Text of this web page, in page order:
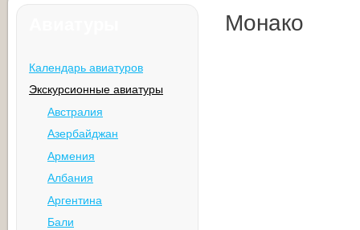
Календарь авиатуров
Экскурсионные авиатуры
Австралия
Азербайджан
Армения
Албания
Аргентина
Бали
Монако